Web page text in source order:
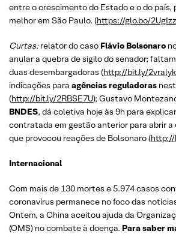
entre o crescimento do Estado e o do país,
melhor em São Paulo. (https://glo.bo/
Curtas:relator do caso Flávio Bolsonaro
anular a quebra de sigilo do senador;
duas desembargadoras (http://bit.ly/2vralyk
indicações para agências reguladoras
(http://bit.ly/2RBSE7U); Gustavo
BNDES, dá coletiva hoje às 9h para
contratada em gestão anterior para abrir a
que provocou reações de Bolsonaro (http://
Internacional
Com mais de 130 mortes e 5.974 casos
coronavírus permanece no foco das
Ontem, a China aceitou ajuda da
(OMS) no combate à doença. Para saber